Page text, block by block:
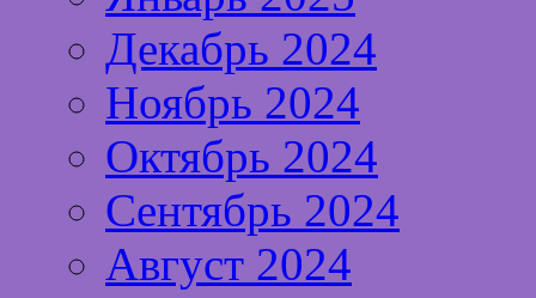
Декабрь 2024
Ноябрь 2024
Октябрь 2024
Сентябрь 2024
Август 2024